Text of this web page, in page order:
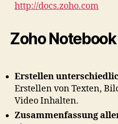
http://docs.zoho.com
Zoho Notebook
Erstellen
Erstellen von Texten,
Video Inhalten.
Zusammenfassung